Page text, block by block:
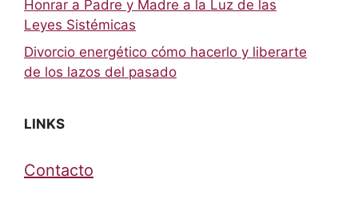
Honrar a Padre y Madre a la Luz de las
Leyes Sistémicas
Divorcio energético cómo hacerlo y liberarte
de los lazos del pasado
LINKS
Contacto